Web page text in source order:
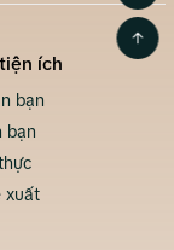
ích
bạn
bạn
xuất